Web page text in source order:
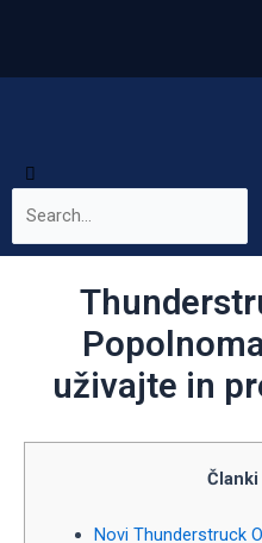
uživajte in
Članki
Novi Thunderstruck